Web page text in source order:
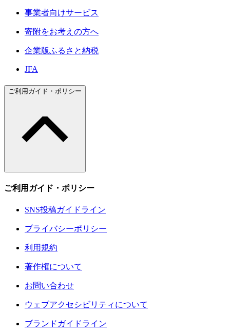
事業者向けサービス
寄附をお考えの方へ
企業版ふるさと納税
JFA
ご利用ガイド・ポリシー
ご利用ガイド・ポリシー
SNS投稿ガイドライン
プライバシーポリシー
利用規約
著作権について
お問い合わせ
ウェブアクセシビリティについて
ブランドガイドライン